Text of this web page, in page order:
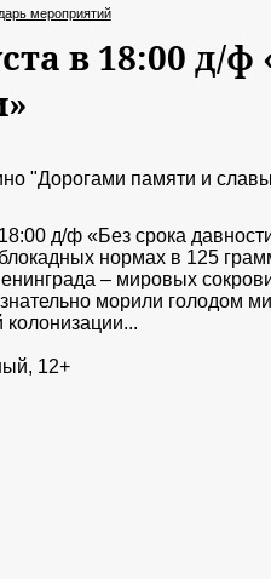
мероприятий
в 18:00 д/
"Дорогами памяти и
д/ф «Без срока
нормах в 125
– мировых
морили голодом
12+